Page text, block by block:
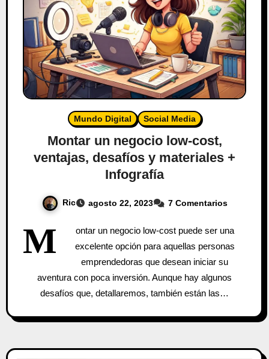
Mundo Digital Social Media
Montar un negocio low-cost,
ventajas, desafíos y materiales +
Infografía
Ric agosto 22, 2023 7 Comentarios
M
ontar un negocio low-cost puede ser una
excelente opción para aquellas personas
emprendedoras que desean iniciar su
aventura con poca inversión. Aunque hay algunos
desafíos que, detallaremos, también están las…